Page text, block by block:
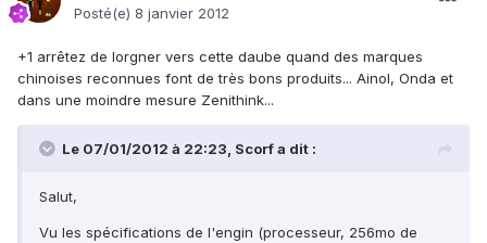
Posté(e) 8 janvier 2012
+1 arrêtez de lorgner vers cette daube quand des marques
chinoises reconnues font de très bons produits... Ainol, Onda et
dans une moindre mesure Zenithink...
Le 07/01/2012 à 22:23, Scorf a dit :
Salut,
Vu les spécifications de l'engin (processeur, 256mo de